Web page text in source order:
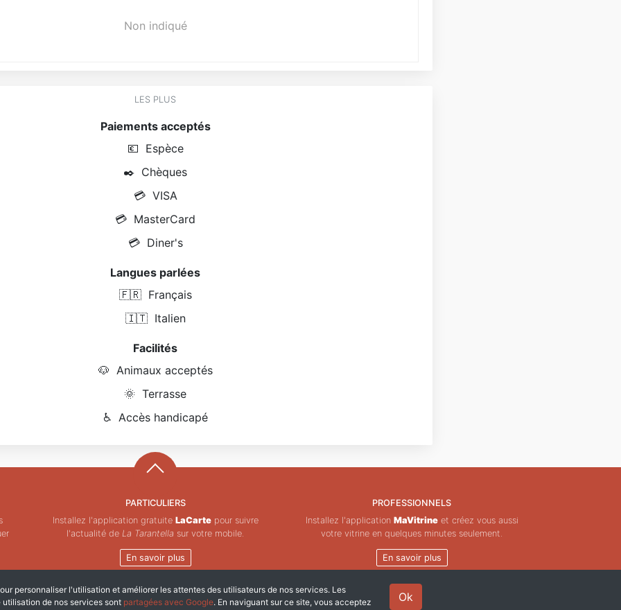
Non indiqué
LES PLUS
Paiements acceptés
💶 Espèce
✒️ Chèques
💳 VISA
💳 MasterCard
💳 Diner's
Langues parlées
🇫🇷 Français
🇮🇹 Italien
Facilités
🐶 Animaux acceptés
🌞 Terrasse
♿ Accès handicapé
PARTICULIERS
Installez l'application gratuite LaCartepour suivre
l'actualité de La Tarantella sur votre mobile.
En savoir plus
PROFESSIONNELS
Installez l'application MaVitrineet créez vous aussi
votre vitrine en quelques minutes seulement.
En savoir plus
Copyright © ZeMAP 2026 - Tous droits réservés. Ok
personnaliser l'utilisation et améliorer les attentes des utilisateurs de nos services. Les
de nos services sont partagées avec Google. En naviguant sur ce site, vous acceptez